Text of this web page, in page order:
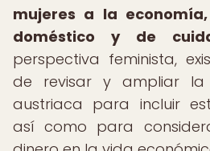
mujeres a la
doméstico y de
perspectiva feminista,
de revisar y ampliar la
austriaca para incluir
así como para